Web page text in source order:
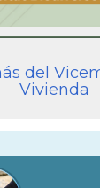
del
Vivienda